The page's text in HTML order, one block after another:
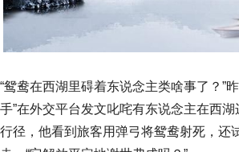
“鸳鸯在西湖里碍着东说念主类啥事了？”
手”在外交平台发文叱咤有东说念主在西
行径，他看到旅客用弹弓将鸳鸯射死，还